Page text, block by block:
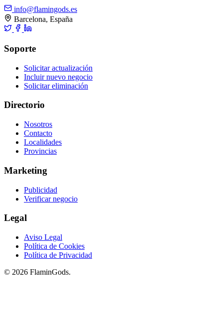
info@flamingods.es
Barcelona, España
Soporte
Solicitar actualización
Incluir nuevo negocio
Solicitar eliminación
Directorio
Nosotros
Contacto
Localidades
Provincias
Marketing
Publicidad
Verificar negocio
Legal
Aviso Legal
Política de Cookies
Política de Privacidad
© 2026 FlaminGods.